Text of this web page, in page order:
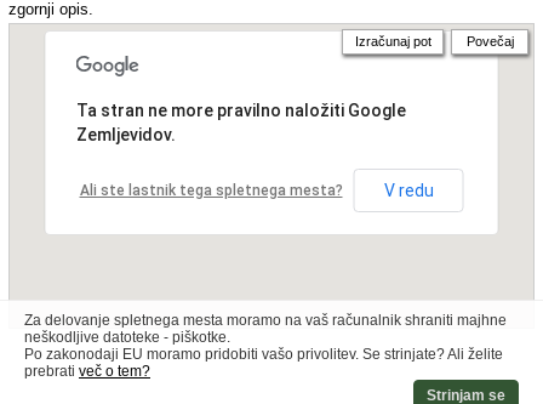
zgornji opis.
Ta stran ne more pravilno naložiti Google
Zemljevidov.
Ali ste lastnik tega spletnega mesta? V redu
Izračunaj pot Povečaj
Za delovanje spletnega mesta moramo na vaš računalnik shraniti majhne
neškodljive datoteke - piškotke.
Po zakonodaji EU moramo pridobiti vašo privolitev. Se strinjate? Ali želite
prebrati več o tem?
Strinjam se